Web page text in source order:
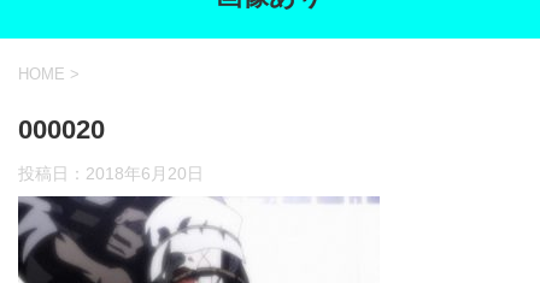
HOME >
000020
投稿日： 2018年6月20日